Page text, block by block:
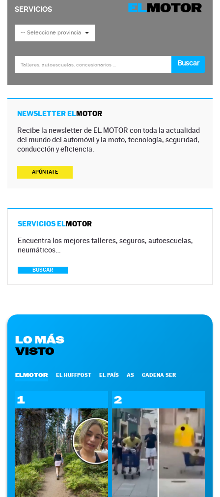
NEWSLETTER ELMOTOR
Recibe la newsletter de EL MOTOR con toda la actualidad
del mundo del automóvil y la moto, tecnología, seguridad,
conducción y eficiencia.
APÚNTATE
SERVICIOS ELMOTOR
Encuentra los mejores talleres, seguros, autoescuelas,
neumáticos…
BUSCAR
LO MÁS
VISTO
ELMOTOR EL HUFFPOST EL PAÍS AS CADENA SER
1 2